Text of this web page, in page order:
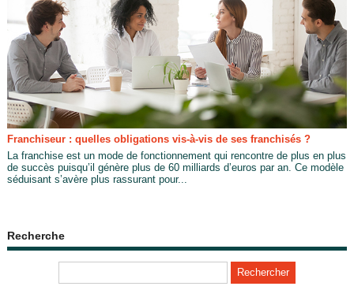
Franchiseur : quelles obligations vis-à-vis de ses franchisés ?
La franchise est un mode de fonctionnement qui rencontre de plus en plus
de succès puisqu’il génère plus de 60 milliards d’euros par an. Ce modèle
séduisant s’avère plus rassurant pour...
Recherche